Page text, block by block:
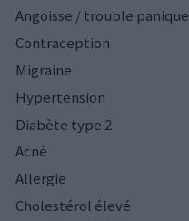
Angoisse / trouble panique
Contraception
Migraine
Hypertension
Diabète type 2
Acné
Allergie
Cholestérol élevé